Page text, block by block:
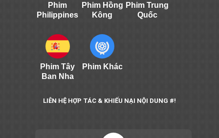
Phim
Philippines
Phim Hồng
Kông
Phim Trung
Quốc
Phim Tây
Ban Nha
Phim Khác
LIÊN HỆ HỢP TÁC & KHIẾU NẠI NỘI DUNG #!